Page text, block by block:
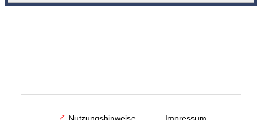
Nutzungshinweise Impressum